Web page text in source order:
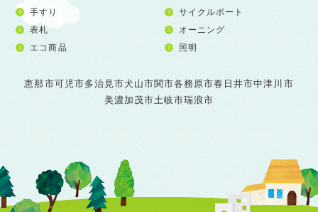
手すり
サイクルポート
表札
オーニング
エコ商品
照明
恵那市可児市多治見市犬山市関市各務原市春日井市中津川市
美濃加茂市土岐市瑞浪市